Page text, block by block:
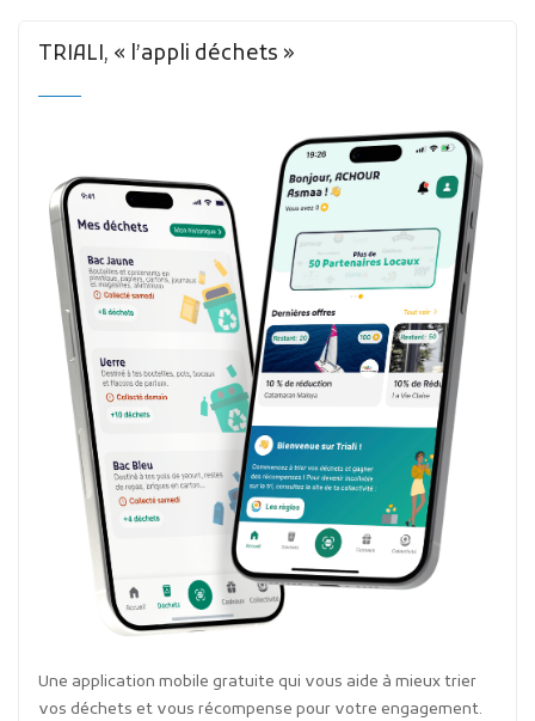
TRIALI, « l’appli déchets »
Une application mobile gratuite qui vous aide à mieux trier
vos déchets et vous récompense pour votre engagement.